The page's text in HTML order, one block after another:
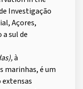
Investigação
Açores,
sul de
à
marinhas, é um